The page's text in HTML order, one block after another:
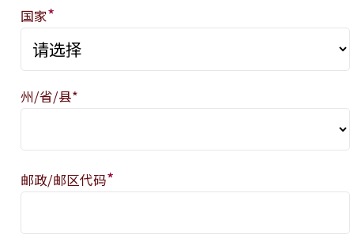
国家*
州/省/县*
邮政/邮区代码*